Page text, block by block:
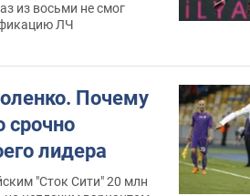
из восьми не смог
ЛЧ
Почему
срочно
лидера
"Сток Сити" 20 млн